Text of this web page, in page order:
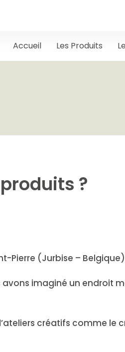
Accueil Les Produits
?
Pierre (Jurbise –
imaginé un endroit
créatifs comme le